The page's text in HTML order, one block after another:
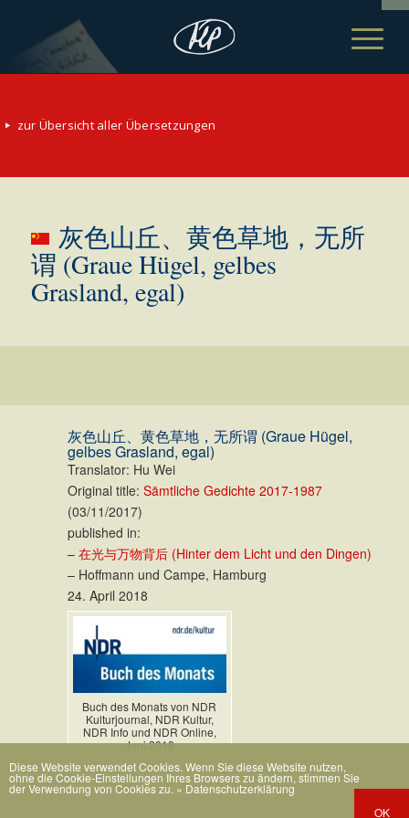
zur Übersicht aller Übersetzungen
灰色山丘、黄色草地，无所
谓 (Graue Hügel, gelbes
Grasland, egal)
灰色山丘、黄色草地，无所谓 (Graue Hügel,
gelbes Grasland, egal)
Translator: Hu Wei
Original title: Sämtliche Gedichte 2017-1987
(03/11/2017)
published in:
– 在光与万物背后 (Hinter dem Licht und den Dingen)
– Hoffmann und Campe, Hamburg
24. April 2018
Buch des Monats von NDR
Kulturjournal, NDR Kultur,
NDR Info und NDR Online,
Juni 2018
Diese Website verwendet Cookies. Wenn Sie diese Website nutzen,
ohne die Cookie-Einstellungen Ihres Browsers zu ändern, stimmen Sie
der Verwendung von Cookies zu. » Datenschutzerklärung
OK